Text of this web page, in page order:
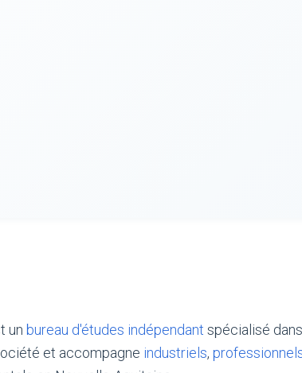
un bureau d'études indépendant spécialisé
et accompagne industriels,